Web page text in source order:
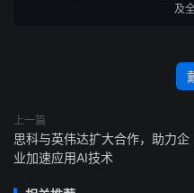
及
上一篇
思科与英伟达扩大合作，助力企
业加速应用AI技术